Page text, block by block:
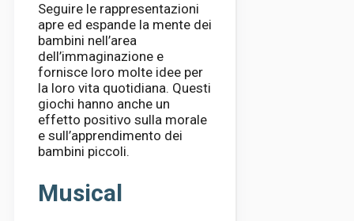
Seguire le rappresentazioni
apre ed espande la mente dei
bambini nell’area
dell’immaginazione e
fornisce loro molte idee per
la loro vita quotidiana. Questi
giochi hanno anche un
effetto positivo sulla morale
e sull’apprendimento dei
bambini piccoli.
Musical